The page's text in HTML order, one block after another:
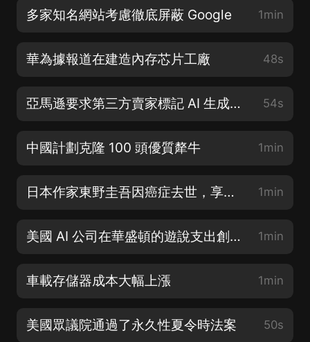
多家知名網站考慮徹底屏蔽 Google 1min
華為據報道在建造內存芯片工廠 48s
亞馬遜要求第三方賣家標記 AI 生成圖像 54s
中國計劃克隆 100 頭優質犛牛 1min
日本作家東野圭吾因癌症去世，享年 68 歲 1min
美國 AI 公司在華盛頓的遊說支出創下記錄 1min
車載存儲器成本大幅上漲 1min
美國眾議院通過了永久性夏令時法案 50s